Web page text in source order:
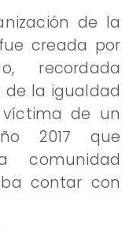
de la
creada por
recordada
de la igualdad
de un
2017 que
comunidad
contar con